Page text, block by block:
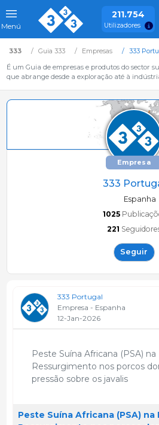
Menú
211.754
Utilizadores
333 Guia 333 Empresas
333
É um Guia de empresas e produtos do sector
que abrange desde a exploração até à
Empresa
333
Espanha
1025
221
Seguir
333 Portugal
Empresa - Espanha
12-Jan-2026
Peste Suína Africana (PSA)
Ressurgimento nos porcos
pressão sobre os javalis
Peste Suína Africana (PSA) na